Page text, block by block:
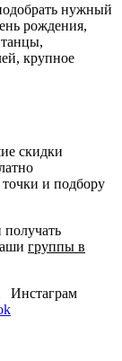
нужный
рождения,
крупное
скидки
и подбору
получать
группы в
Инстаграм